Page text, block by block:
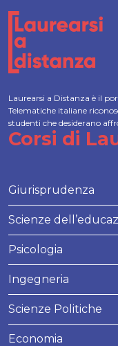
Laurearsi a Distanza è il
Telematiche italiane
studenti che desiderano
Corsi di
Giurisprudenza
Scienze
Psicologia
Ingegneria
Scienze Politiche
Economia